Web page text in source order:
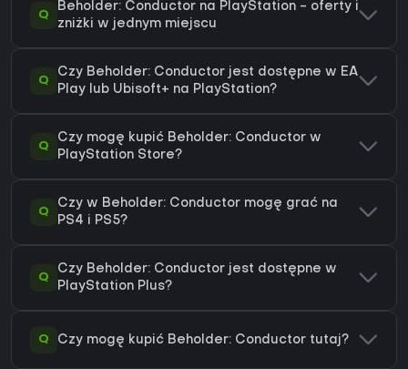
Q
Beholder: Conductor na PlayStation - oferty i
zniżki w jednym miejscu
Q
Czy Beholder: Conductor jest dostępne w EA
Play lub Ubisoft+ na PlayStation?
Q
Czy mogę kupić Beholder: Conductor w
PlayStation Store?
Q
Czy w Beholder: Conductor mogę grać na
PS4 i PS5?
Q
Czy Beholder: Conductor jest dostępne w
PlayStation Plus?
Q Czy mogę kupić Beholder: Conductor tutaj?